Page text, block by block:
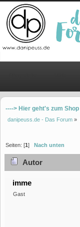
----> Hier geht's zum Shop
danipeuss.de - Das Forum »
Seiten: [1] Nach unten
Autor
imme
Gast